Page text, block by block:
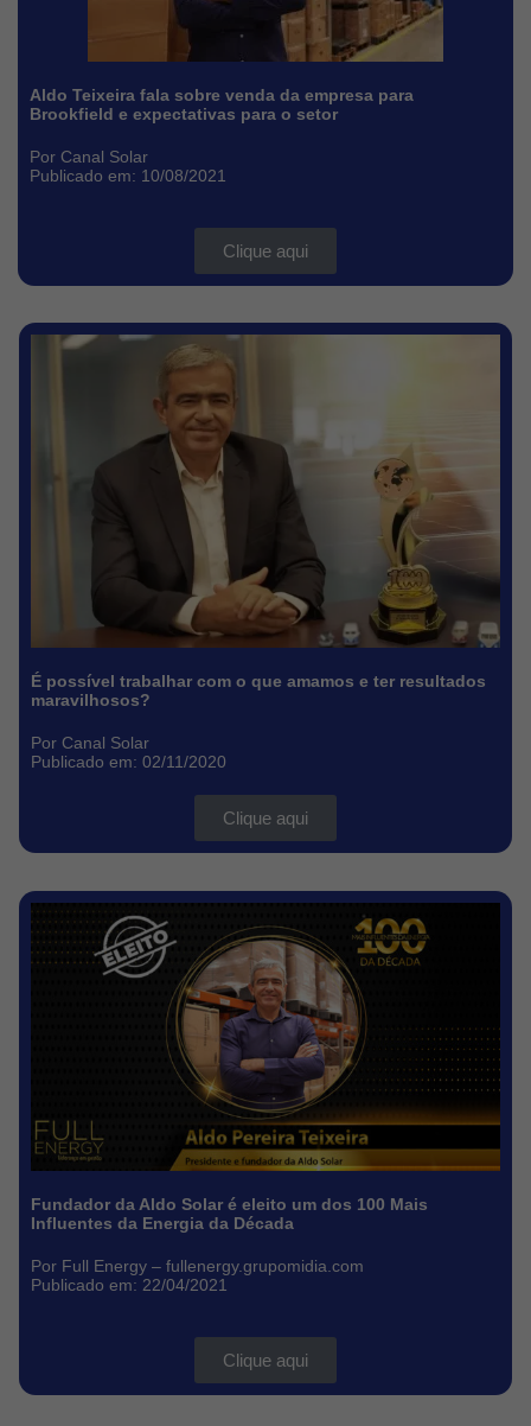
Aldo Teixeira fala sobre venda da empresa para
Brookfield e expectativas para o setor
Por Canal Solar
Publicado em: 10/08/2021
Clique aqui
É possível trabalhar com o que amamos e ter resultados
maravilhosos?
Por Canal Solar
Publicado em: 02/11/2020
Clique aqui
Fundador da Aldo Solar é eleito um dos 100 Mais
Influentes da Energia da Década
Por Full Energy – fullenergy.grupomidia.com
Publicado em: 22/04/2021
Clique aqui